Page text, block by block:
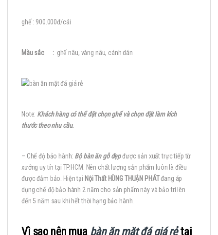
ghế : 900.000đ/cái
Màu sắc : ghế nâu, vàng nâu, cánh dán
Note: Khách hàng có thể đặt chọn ghế và chọn đặt làm kích
thước theo nhu cầu.
– Chế độ bảo hành: Bộ bàn ăn gỗ đẹpđược sản xuất trực tiếp từ
xưởng uy tín tại TP.HCM. Nên chất lượng sản phẩm luôn là điều
được đảm bảo. Hiện tại Nội Thất HÙNG THUẬN PHÁTđang áp
dụng chế độ bảo hành 2 năm cho sản phẩm này và bảo trì lên
đến 5 năm sau khi hết thời hạng bảo hành.
Vì sao nên mua bàn ăn mặt đá giá rẻtại